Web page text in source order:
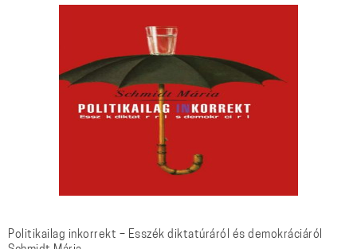
Politikailag inkorrekt – Esszék diktatúráról és demokráciáról